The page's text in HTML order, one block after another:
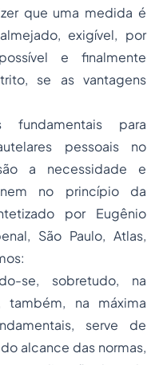
que uma medida é
exigível, por
e finalmente
se as vantagens
fundamentais para
pessoais no
a necessidade e
no princípio da
por Eugênio
São Paulo, Atlas,
se, sobretudo, na
na máxima
serve de
alcance das normas,